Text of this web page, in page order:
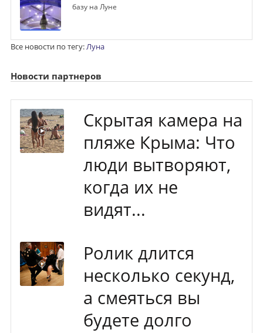
базу на Луне
Все новости по тегу:Луна
Новости партнеров
Скрытая камера на
пляже Крыма: Что
люди вытворяют,
когда их не
видят...
Ролик длится
несколько секунд,
а смеяться вы
будете долго